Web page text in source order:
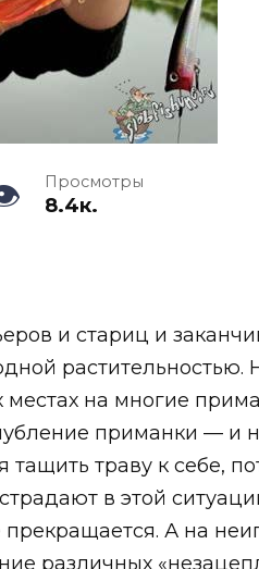
Просмотры
8.4к.
и стариц и
растительностью.
на многие
приманки — и
тащить траву к себе,
в этой
прекращается. А на
различных